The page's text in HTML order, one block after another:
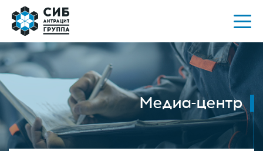
Медиа-центр